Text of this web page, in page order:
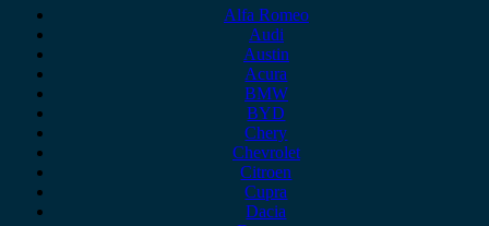
Alfa Romeo
Audi
Austin
Acura
BMW
BYD
Chery
Chevrolet
Citroen
Cupra
Dacia